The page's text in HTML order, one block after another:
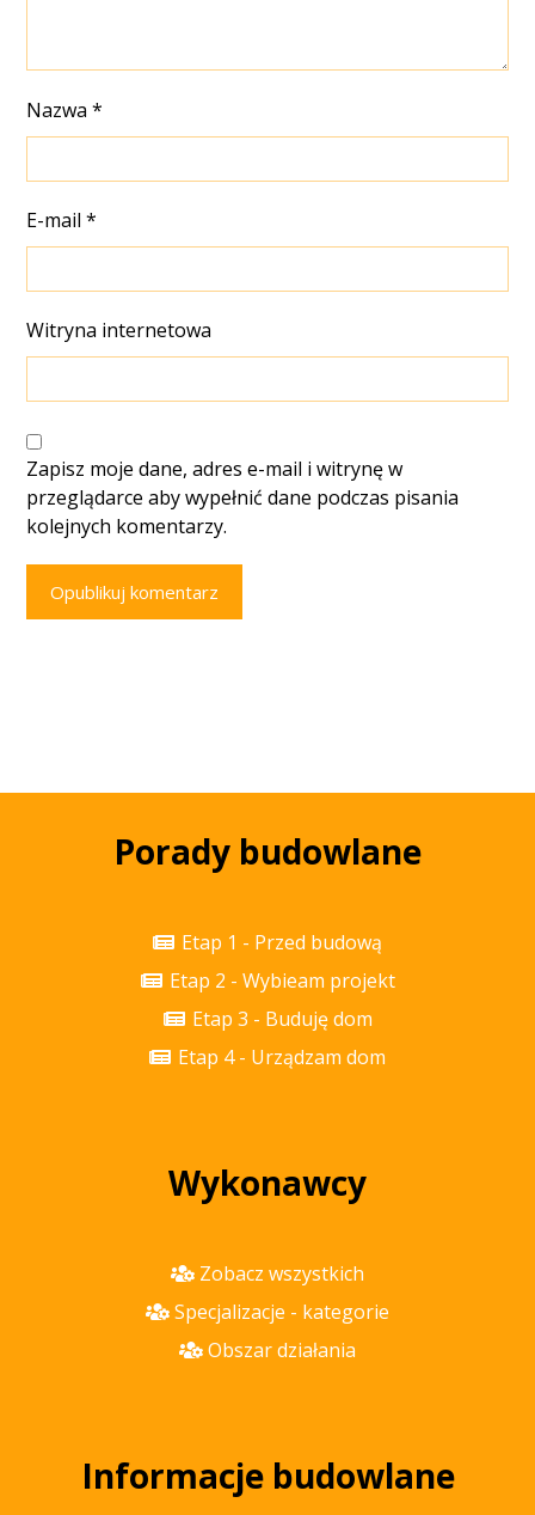
Nazwa*
E-mail*
Witryna internetowa
Zapisz moje dane, adres e-mail i witrynę w
przeglądarce aby wypełnić dane podczas pisania
kolejnych komentarzy.
Opublikuj komentarz
Porady budowlane
Etap 1 - Przed budową
Etap 2 - Wybieam projekt
Etap 3 - Buduję dom
Etap 4 - Urządzam dom
Wykonawcy
Zobacz wszystkich
Specjalizacje - kategorie
Obszar działania
Informacje budowlane